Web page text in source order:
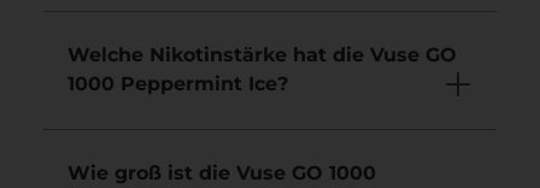
Welche Nikotinstärke hat die Vuse GO
1000 Peppermint Ice?
Wie groß ist die Vuse GO 1000